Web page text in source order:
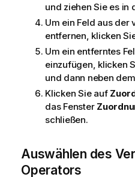
und ziehen Sie es in
Um ein Feld aus der
entfernen, klicken
Um ein entferntes
einzufügen, klicken
und dann neben
Klicken Sie auf
das Fenster
schließen.
Auswählen des
Operators